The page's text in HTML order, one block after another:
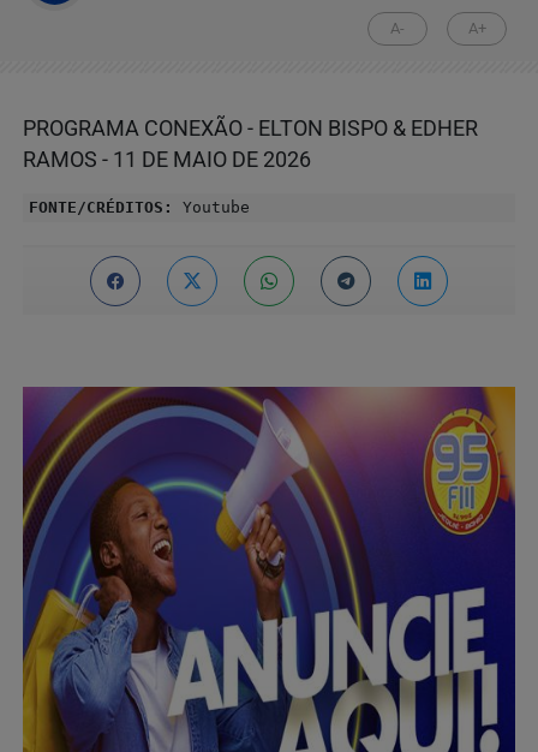
A- A+
PROGRAMA CONEXÃO - ELTON BISPO & EDHER
RAMOS - 11 DE MAIO DE 2026
FONTE/CRÉDITOS: Youtube